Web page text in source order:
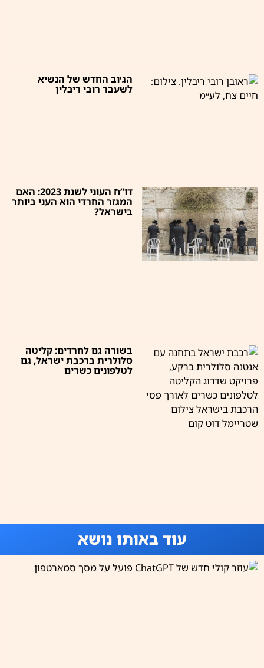
הג׳וב החדש של הנשיא
לשעבר רובי ריבלין
דו”ח העוני לשנת 2023: האם
המגזר החרדי הוא העני ביותר
בישראל?
בשורה גם לחרדים: קליטה
סלולרית ברכבת ישראל, גם
לטלפונים כשרים
עוד באותו נושא